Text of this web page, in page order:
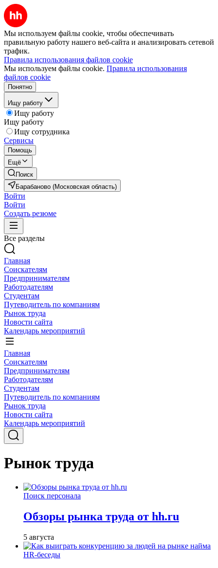
Мы используем файлы cookie, чтобы обеспечивать
правильную работу нашего веб-сайта и анализировать сетевой
трафик.
Правила использования файлов cookie
Мы используем файлы cookie. Правила использования
файлов cookie
Понятно
Ищу работу
Ищу работу
Ищу работу
Ищу сотрудника
Сервисы
Помощь
Ещё
Поиск
Барабаново (Московская область)
Войти
Войти
Создать резюме
Все разделы
Главная
Соискателям
Предпринимателям
Работодателям
Студентам
Путеводитель по компаниям
Рынок труда
Новости сайта
Календарь мероприятий
Главная
Соискателям
Предпринимателям
Работодателям
Студентам
Путеводитель по компаниям
Рынок труда
Новости сайта
Календарь мероприятий
Рынок труда
Поиск персонала
Обзоры рынка труда от hh.ru
5 августа
HR-беседы